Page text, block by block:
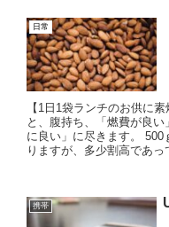
日常
【1日1袋ランチのお供に
と、腹持ち、「燃費が良
に良い」に尽きます。
りますが、多少割高であっ
携帯